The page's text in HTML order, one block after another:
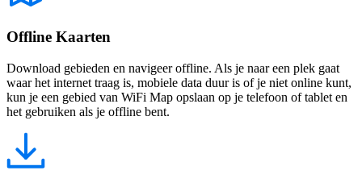
Offline Kaarten
Download gebieden en navigeer offline. Als je naar een plek gaat
waar het internet traag is, mobiele data duur is of je niet online kunt,
kun je een gebied van WiFi Map opslaan op je telefoon of tablet en
het gebruiken als je offline bent.